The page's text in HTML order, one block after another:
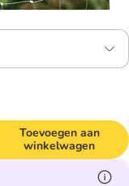
Toevoegen aan
winkelwagen